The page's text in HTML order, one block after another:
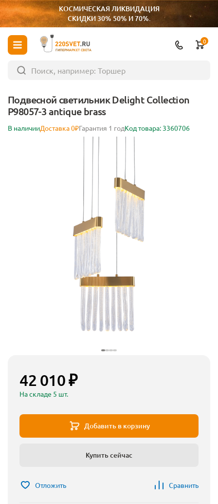
КОСМИЧЕСКАЯ ЛИКВИДАЦИЯ
СКИДКИ 30% 50% И 70%.
ГИПЕРМАРКЕТ СВЕТА
0
Подвесной светильник Delight Collection
P98057-3 antique brass
В наличииДоставка 0₽Гарантия 1 годКод товара: 3360706
42 010 ₽
На складе 5 шт.
Добавить в корзину
Купить сейчас
Отложить Сравнить